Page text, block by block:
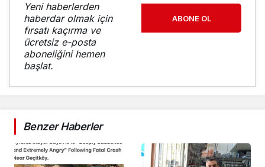
Yeni haberlerden
haberdar olmak için
fırsatı kaçırma ve
ücretsiz e-posta
aboneliğini hemen
başlat.
ABONE OL
Benzer Haberler